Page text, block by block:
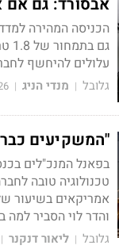
הכניסה המהירה
עלולים להיחשף
גלובל | מנדי הניג |
"המשקיעים
טכנולוגיה טובה
והדר לוי הסביר למה
גלובל | ליאור דנקנר |